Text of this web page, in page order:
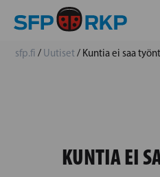
sfp.fi / Uutiset/ Kuntia ei saa
KUNTIA EI